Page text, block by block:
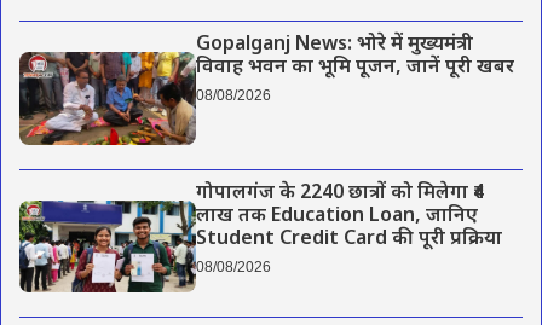
Gopalganj News: भोरे में मुख्यमंत्री
विवाह भवन का भूमि पूजन, जानें पूरी खबर
08/08/2026
गोपालगंज के 2240 छात्रों को मिलेगा ₹4
लाख तक Education Loan, जानिए
Student Credit Card की पूरी प्रक्रिया
08/08/2026